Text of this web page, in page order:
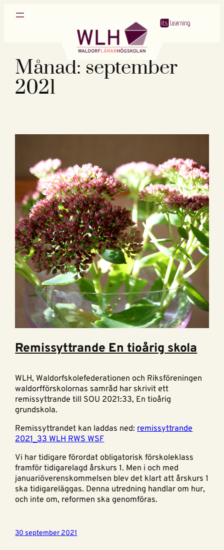
Månad: september
2021
Remissyttrande En tioårig skola
WLH, Waldorfskolefederationen och Riksföreningen
waldorfförskolornas samråd har skrivit ett
remissyttrande till SOU 2021:33, En tioårig
grundskola.
Remissyttrandet kan laddas ned:remissyttrande
2021_33 WLH RWS WSF
Vi har tidigare förordat obligatorisk förskoleklass
framför tidigarelagd årskurs 1. Men i och med
januariöverenskommelsen blev det klart att årskurs 1
ska tidigareläggas. Denna utredning handlar om hur,
och inte om, reformen ska genomföras.
30 september 2021